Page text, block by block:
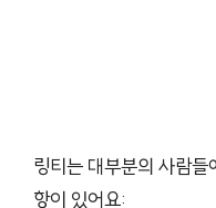
링티는 대부분의 사람
항이 있어요: